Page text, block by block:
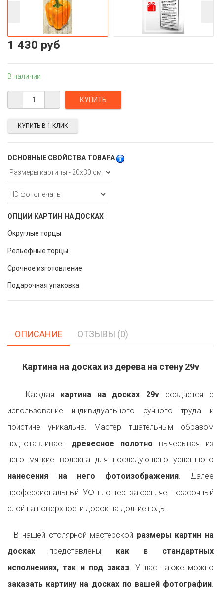
1 430 руб
В наличии
ОСНОВНЫЕ СВОЙСТВА ТОВАРА
ОПЦИИ КАРТИН НА ДОСКАХ
Округлые торцы
Рельефные торцы
Срочное изготовление
Подарочная упаковка
КУПИТЬ В 1 КЛИК
ОПИСАНИЕ ОТЗЫВЫ (0)
Картина на досках из дерева на стену 29v
Каждая картина на досках 29vсоздается с
использование индивидуального ручного труда и
поистине уникальна. Мастер тщательным образом
подготавливает древесное полотно вычесывая из
него мягкие волокна для последующего успешного
нанесения на него фотоизображения. Далее
профессиональный УФ плоттер закрепляет красочный
слой на поверхности досок на долгие годы.
В нашей столярной мастерской размеры картин на
досках представлены как в стандартных
исполнениях, так и под заказ. У нас также можно
заказать картину на досках по вашей фотографии.